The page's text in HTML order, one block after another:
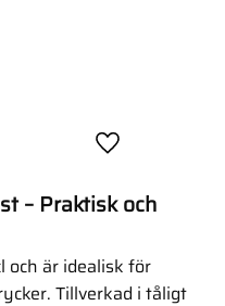
Lägg till i
– Praktisk och
och är idealisk för
Tillverkad i tåligt